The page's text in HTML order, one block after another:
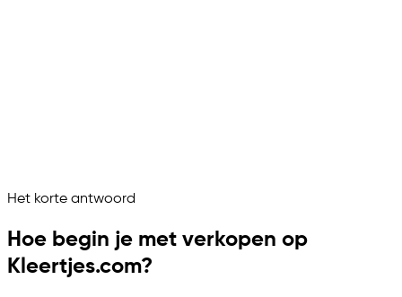
ChannelizeAnalyzeAdvertize
Het korte antwoord
Hoe begin je met verkopen op
Kleertjes.com?